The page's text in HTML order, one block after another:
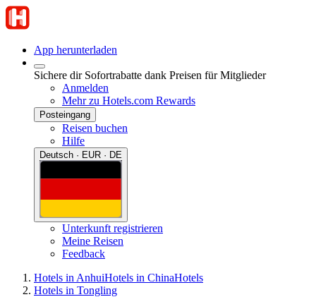
App herunterladen
Sichere dir Sofortrabatte dank Preisen für Mitglieder
Anmelden
Mehr zu Hotels.com Rewards
Posteingang
Reisen buchen
Hilfe
Deutsch · EUR · DE
Unterkunft registrieren
Meine Reisen
Feedback
Hotels in AnhuiHotels in ChinaHotels
Hotels in Tongling